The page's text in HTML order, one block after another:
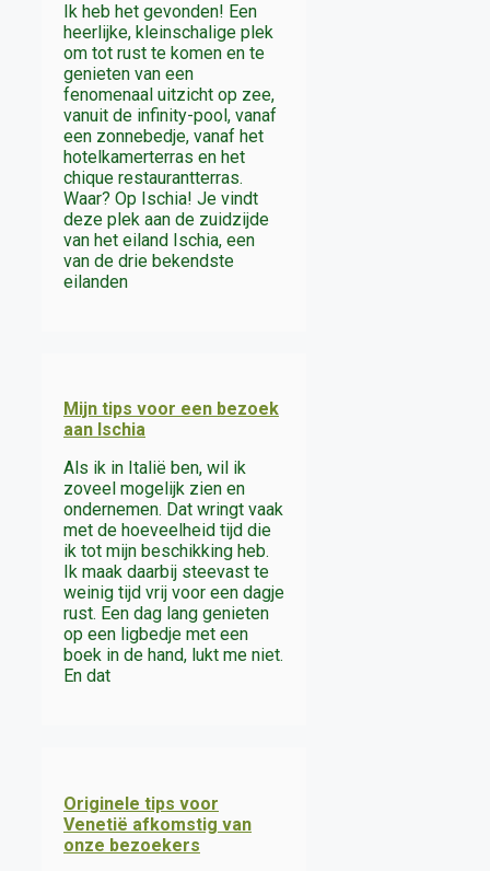
Ik heb het gevonden! Een
heerlijke, kleinschalige plek
om tot rust te komen en te
genieten van een
fenomenaal uitzicht op zee,
vanuit de infinity-pool, vanaf
een zonnebedje, vanaf het
hotelkamerterras en het
chique restaurantterras.
Waar? Op Ischia! Je vindt
deze plek aan de zuidzijde
van het eiland Ischia, een
van de drie bekendste
eilanden
Mijn tips voor een bezoek
aan Ischia
Als ik in Italië ben, wil ik
zoveel mogelijk zien en
ondernemen. Dat wringt vaak
met de hoeveelheid tijd die
ik tot mijn beschikking heb.
Ik maak daarbij steevast te
weinig tijd vrij voor een dagje
rust. Een dag lang genieten
op een ligbedje met een
boek in de hand, lukt me niet.
En dat
Originele tips voor
Venetië afkomstig van
onze bezoekers